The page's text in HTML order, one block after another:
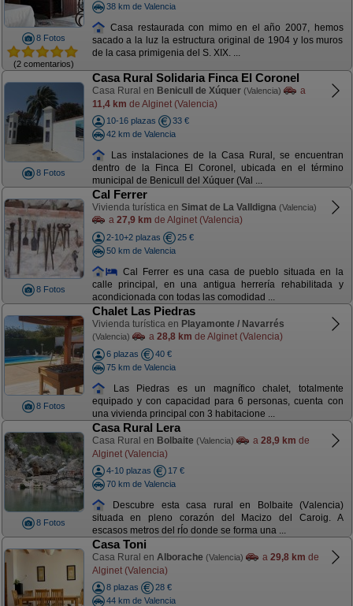
8 Fotos
(2 comentarios)
38 km de Valencia
Casa restaurada con mimo en el año 2007, hemos
sacado a la luz la estructura original de 1904 y los muros
de la casa primigenia del S. XIX. ...
8 Fotos
Casa Rural Solidaria Finca El Coronel
Casa Rural en Benicull de Xúquer (Valencia)
a
11,4 km de Alginet (Valencia)
10-16 plazas
33 €
42 km de Valencia
Las instalaciones de la Casa Rural, se encuentran
dentro de la Finca El Coronel, ubicada en el término
municipal de Benicull del Xúquer (Val ...
8 Fotos
Cal Ferrer
Vivienda turística en Simat de La Valldigna (Valencia)
a 27,9 km de Alginet (Valencia)
2-10+2 plazas
25 €
50 km de Valencia
Cal Ferrer es una casa de pueblo situada en la
calle principal, en una antigua herrería rehabilitada y
acondicionada con todas las comodidad ...
8 Fotos
Chalet Las Piedras
Vivienda turística en Playamonte / Navarrés
(Valencia) a 28,8 km de Alginet (Valencia)
6 plazas
40 €
75 km de Valencia
Las Piedras es un magnífico chalet, totalmente
equipado y con capacidad para 6 personas, cuenta con
una vivienda principal con 3 habitacione ...
8 Fotos
Casa Rural Lera
Casa Rural en Bolbaite (Valencia) a 28,9 km de
Alginet (Valencia)
4-10 plazas
17 €
70 km de Valencia
Descubre esta casa rural en Bolbaite (Valencia)
situada en pleno corazón del Macizo del Caroig. A
escasos metros del rÍo donde se forma una ...
Casa Toni
Casa Rural en Alborache (Valencia) a 29,8 km de
Alginet (Valencia)
8 plazas
28 €
44 km de Valencia